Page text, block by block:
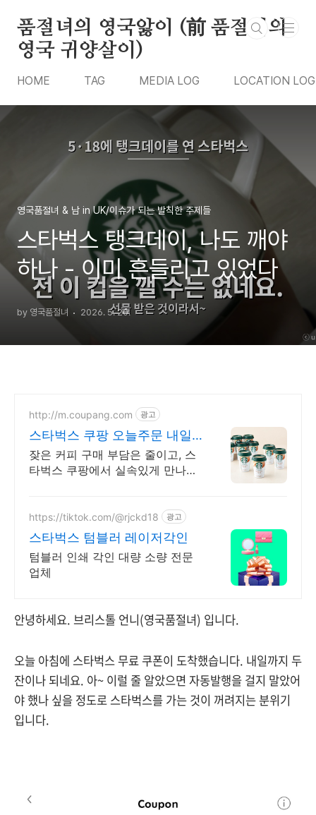
품절녀의 영국앓이 (前 품절녀의
영국 귀양살이)
HOME TAG MEDIA LOG LOCATION LOG
영국품절녀 & 남 in UK/이슈가 되는 발칙한 주제들
스타벅스 탱크데이, 나도 깨야
하나 - 이미 흔들리고 있었다
by 영국품절녀 2026. 5. 20.
http://m.coupang.com 광고
스타벅스 쿠팡 오늘주문 내일
도착 로켓배송
잦은 커피 구매 부담은 줄이고, 스
타벅스 쿠팡에서 실속있게 만나보
를 확인하세요.
https://tiktok.com/@rjckd18 광고
스타벅스 텀블러 레이저각인
텀블러 인쇄 각인 대량 소량 전문
업체
안녕하세요. 브리스톨 언니(영국품절녀) 입니다.
오늘 아침에 스타벅스 무료 쿠폰이 도착했습니다. 내일까지 두
잔이나 되네요. 아~ 이럴 줄 알았으면 자동발행을 걸지 말았어
야 했나 싶을 정도로 스타벅스를 가는 것이 꺼려지는 분위기
입니다.